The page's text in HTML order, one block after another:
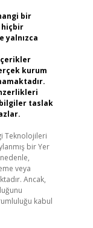
bir
hiçbir
yalnızca
kurum
taslak
Teknolojileri
bir Yer
veya
Ancak,
kabul